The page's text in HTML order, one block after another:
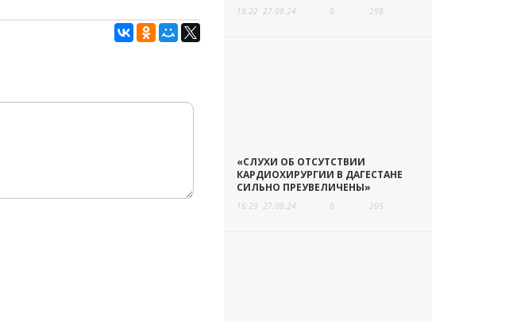
18:22 27.08.24 0 298
«СЛУХИ ОБ ОТСУТСТВИИ
КАРДИОХИРУРГИИ В ДАГЕСТАНЕ
СИЛЬНО ПРЕУВЕЛИЧЕНЫ»
16:29 27.08.24 0 205